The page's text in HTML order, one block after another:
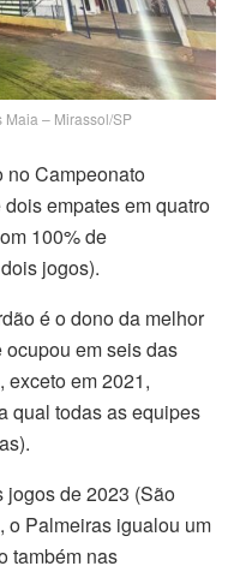
Maia – Mirassol/SP
no Campeonato
empates em quatro
100% de
jogos).
é o dono da melhor
em seis das
exceto em 2021,
qual todas as equipes
jogos de 2023 (São
o Palmeiras igualou um
também nas